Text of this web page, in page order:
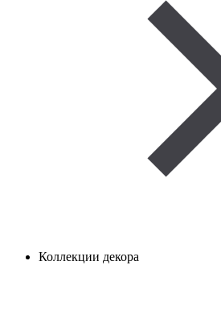
Коллекции декора